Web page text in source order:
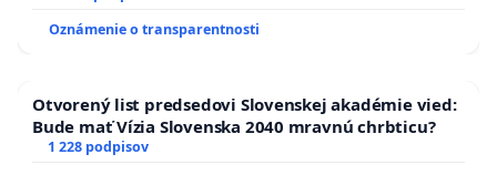
Oznámenie o transparentnosti
Otvorený list predsedovi Slovenskej akadémie vied:
Bude mať Vízia Slovenska 2040 mravnú chrbticu?
1 228 podpisov